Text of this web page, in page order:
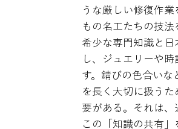
うな厳しい修復作
もの名工たちの技
希少な専門知識と
し、ジュエリーや
す。錆びの色合いな
を長く大切に扱う
要がある。それは、
この「知識の共有